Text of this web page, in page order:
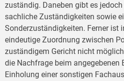
zuständig. Daneben gibt es
sachliche Zuständigkeiten sowie
Sonderzuständigkeiten. Ferner ist
eindeutige Zuordnung zwischen
zuständigem Gericht nicht
die Nachfrage beim angegebenen
Einholung einer sonstigen